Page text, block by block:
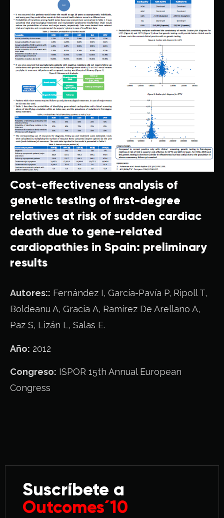
Cost-effectiveness analysis of
genetic testing of first-degree
relatives at risk of sudden cardiac
death due to gene-related
cardiopathies in Spain: preliminary
results
Autores:: Fernández I, García-Pavía P, Ripoll T,
Boldeanu A, Gracia A, Ramírez De Arellano A,
Paz S, Lizán L, Salas E.
Año: 2012
Congreso: ISPOR 15th Annual European
Congress
Suscríbete a
Outcomes´10